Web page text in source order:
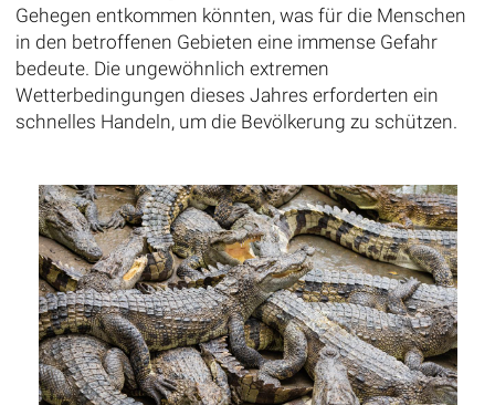
Gehegen entkommen könnten, was für die Menschen
in den betroffenen Gebieten eine immense Gefahr
bedeute. Die ungewöhnlich extremen
Wetterbedingungen dieses Jahres erforderten ein
schnelles Handeln, um die Bevölkerung zu schützen.